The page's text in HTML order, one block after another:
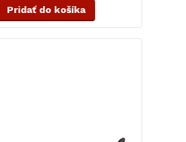
Pridať do košíka